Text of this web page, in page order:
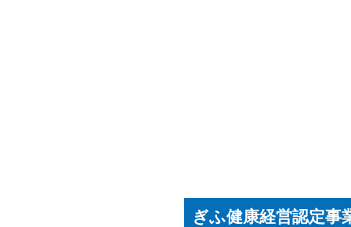
ぎふ健康経営認定事